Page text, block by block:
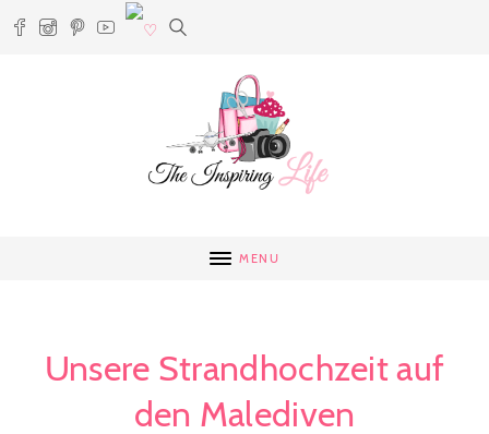
MENU
Unsere Strandhochzeit auf
den Malediven